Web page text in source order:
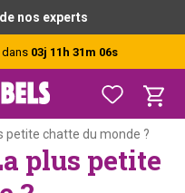
nos experts
dans 03j 11h 31m 06s
petite chatte du monde ?
plus petite